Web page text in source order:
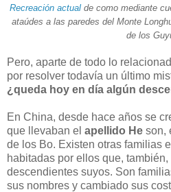
Recreación actualde como mediante
ataúdes a las paredes del Monte
de los
Pero, aparte de todo lo
por resolver todavía un último
¿queda hoy en día algún
En China, desde hace años se
que llevaban el apellido He son,
de los Bo. Existen otras familias
habitadas por ellos que,
descendientes suyos. Son
sus nombres y cambiado sus